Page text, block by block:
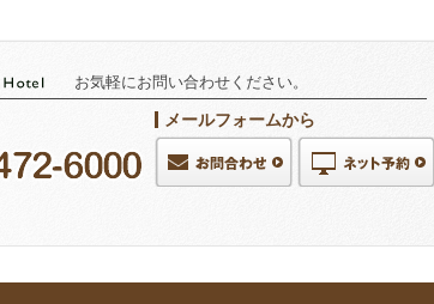
お気軽にお問い合わせください。
メールフォームから